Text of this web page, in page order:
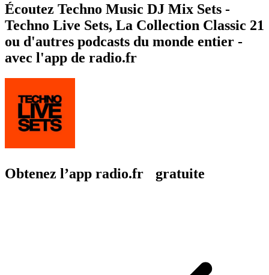
Écoutez Techno Music DJ Mix Sets -
Techno Live Sets, La Collection Classic 21
ou d'autres podcasts du monde entier -
avec l'app de radio.fr
Obtenez l’app radio.fr gratuite